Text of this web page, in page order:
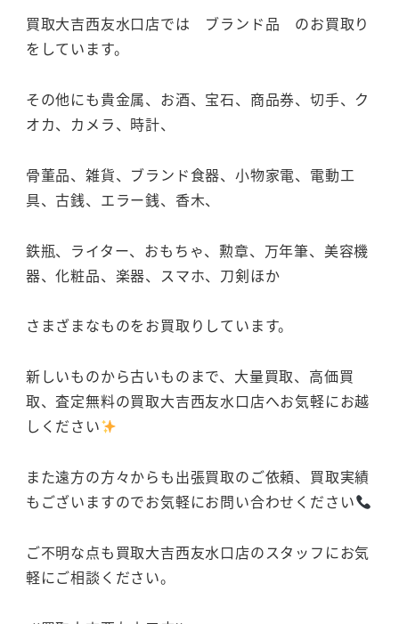
買取大吉西友水口店では ブランド品 のお買取り
をしています。
その他にも貴金属、お酒、宝石、商品券、切手、ク
オカ、カメラ、時計、
骨董品、雑貨、ブランド食器、小物家電、電動工
具、古銭、エラー銭、香木、
鉄瓶、ライター、おもちゃ、勲章、万年筆、美容機
器、化粧品、楽器、スマホ、刀剣ほか
さまざまなものをお買取りしています。
新しいものから古いものまで、大量買取、高価買
取、査定無料の買取大吉西友水口店へお気軽にお越
しください
また遠方の方々からも出張買取のご依頼、買取実績
もございますのでお気軽にお問い合わせください
ご不明な点も買取大吉西友水口店のスタッフにお気
軽にご相談ください。